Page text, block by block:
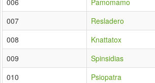
006
Pamomamo
007
Resladero
008
Knattatox
009
Spinsidias
010
Psiopatra